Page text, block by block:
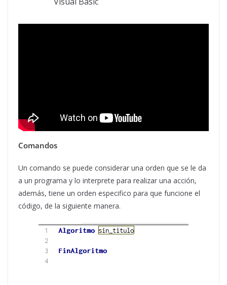
Comandos
Un comando se puede considerar una orden que se le da
a un programa y lo interprete para realizar una acción,
además, tiene un orden especifico para que funcione el
código, de la siguiente manera.